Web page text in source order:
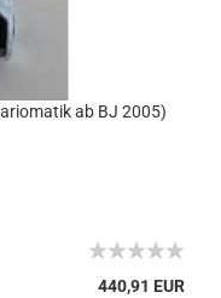
ab BJ 2005)
440,91 EUR